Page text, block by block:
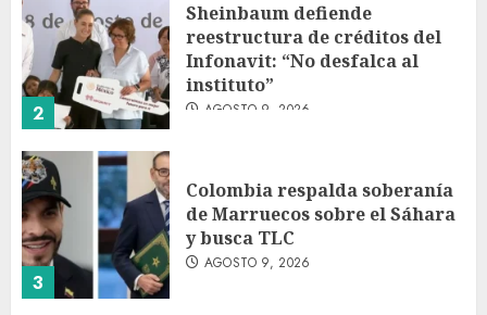
2
Sheinbaum defiende
reestructura de créditos del
Infonavit: “No desfalca al
instituto”
AGOSTO 9, 2026
3
Colombia respalda soberanía
de Marruecos sobre el Sáhara
y busca TLC
AGOSTO 9, 2026